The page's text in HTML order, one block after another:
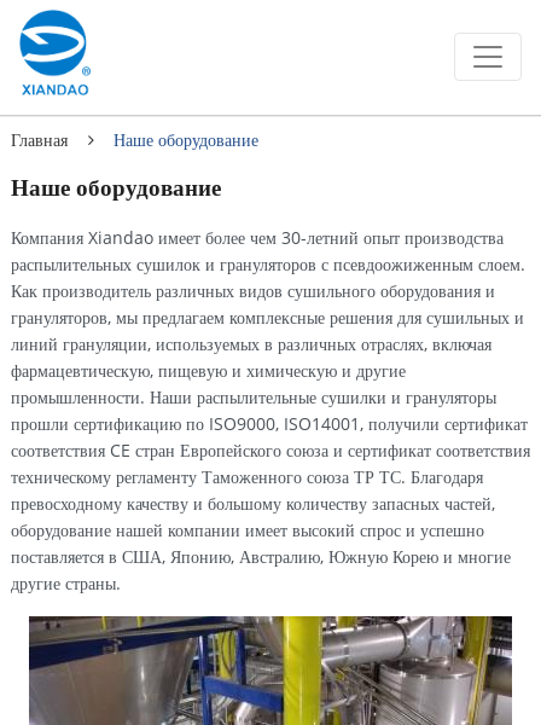
Главная Наше оборудование
Наше оборудование
Компания Xiandao имеет более чем 30-летний опыт производства
распылительных сушилок и грануляторов с псевдоожиженным слоем.
Как производитель различных видов сушильного оборудования и
грануляторов, мы предлагаем комплексные решения для сушильных и
линий грануляции, используемых в различных отраслях, включая
фармацевтическую, пищевую и химическую и другие
промышленности. Наши распылительные сушилки и грануляторы
прошли сертификацию по ISO9000, ISO14001, получили сертификат
соответствия CE стран Европейского союза и сертификат соответствия
техническому регламенту Таможенного союза ТР ТС. Благодаря
превосходному качеству и большому количеству запасных частей,
оборудование нашей компании имеет высокий спрос и успешно
поставляется в США, Японию, Австралию, Южную Корею и многие
другие страны.